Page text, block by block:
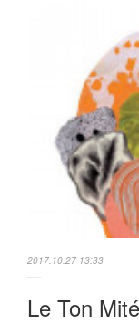
2017.10.27 13:33
Le Ton